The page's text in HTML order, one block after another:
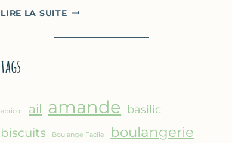
LIRE LA SUITEFARINATA
CRÊPE
DE
CHICHE
tags
abricot ail amande basilic
biscuits Boulange Facile boulangerie